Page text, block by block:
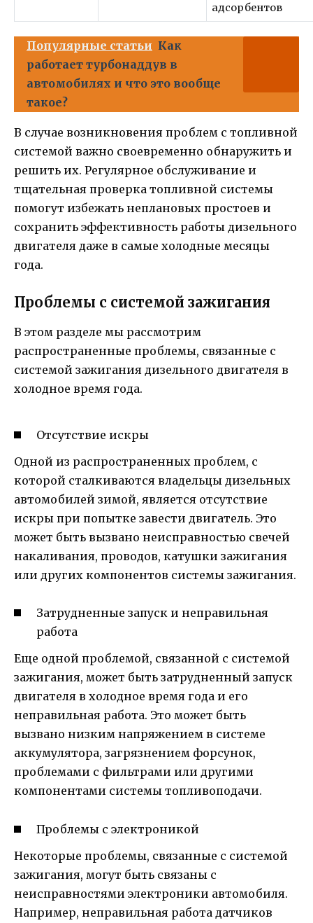
адсорбентов
Популярные статьи Как
работает турбонаддув в
автомобилях и что это вообще
такое?
В случае возникновения проблем с топливной
системой важно своевременно обнаружить и
решить их. Регулярное обслуживание и
тщательная проверка топливной системы
помогут избежать неплановых простоев и
сохранить эффективность работы дизельного
двигателя даже в самые холодные месяцы
года.
Проблемы с системой зажигания
В этом разделе мы рассмотрим
распространенные проблемы, связанные с
системой зажигания дизельного двигателя в
холодное время года.
Отсутствие искры
Одной из распространенных проблем, с
которой сталкиваются владельцы дизельных
автомобилей зимой, является отсутствие
искры при попытке завести двигатель. Это
может быть вызвано неисправностью свечей
накаливания, проводов, катушки зажигания
или других компонентов системы зажигания.
Затрудненные запуск и неправильная
работа
Еще одной проблемой, связанной с системой
зажигания, может быть затрудненный запуск
двигателя в холодное время года и его
неправильная работа. Это может быть
вызвано низким напряжением в системе
аккумулятора, загрязнением форсунок,
проблемами с фильтрами или другими
компонентами системы топливоподачи.
Проблемы с электроникой
Некоторые проблемы, связанные с системой
зажигания, могут быть связаны с
неисправностями электроники автомобиля.
Например, неправильная работа датчиков